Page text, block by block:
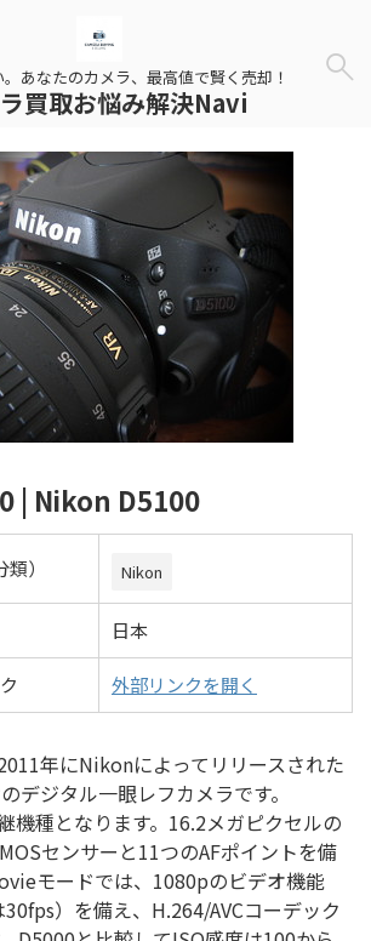
あなたのカメラ、最高値で賢く売却！
買取お悩み解決Navi
| Nikon D5100
） Nikon
日本
外部リンクを開く
年にNikonによってリリースされた
デジタル一眼レフカメラです。
機種となります。16.2メガピクセルの
センサーと11つのAFポイントを備
モードでは、1080pのビデオ機能
30fps）を備え、H.264/AVCコーデック